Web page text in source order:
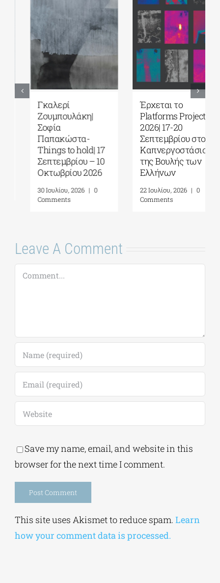
Γκαλερί
Ζουμπουλάκη|
Σοφία
Παπακώστα-
Things to hold| 17
Σεπτεμβρίου – 10
Οκτωβρίου 2026
30 Ιουλίου, 2026 | 0
Comments
Έρχεται το
Platforms Project
2026| 17-20
Σεπτεμβρίου στο
Καπνεργοστάσιο
της Βουλής των
Ελλήνων
22 Ιουλίου, 2026 | 0
Comments
Leave A Comment
Comment
Save my name, email, and website in this
browser for the next time I comment.
Alternative:
This site uses Akismet to reduce spam. Learn
how your comment data is processed.